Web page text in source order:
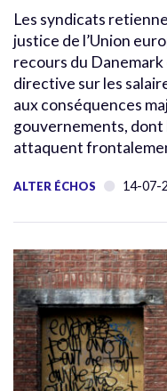
Les syndicats
justice de l’Union
recours du Danemark
directive sur les
aux conséquences
gouvernements, dont
attaquent
ALTER ÉCHOS 14-07-